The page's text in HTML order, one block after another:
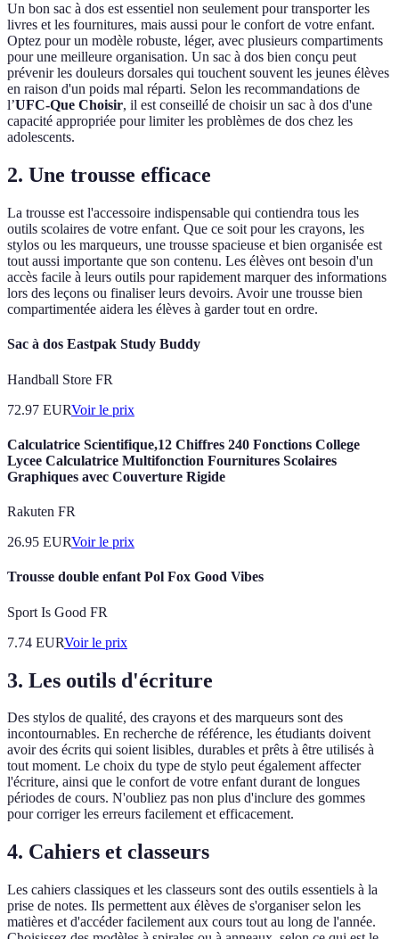
Un bon sac à dos est essentiel non seulement pour transporter les
livres et les fournitures, mais aussi pour le confort de votre enfant.
Optez pour un modèle robuste, léger, avec plusieurs compartiments
pour une meilleure organisation. Un sac à dos bien conçu peut
prévenir les douleurs dorsales qui touchent souvent les jeunes élèves
en raison d'un poids mal réparti. Selon les recommandations de
l’UFC-Que Choisir, il est conseillé de choisir un sac à dos d'une
capacité appropriée pour limiter les problèmes de dos chez les
adolescents.
2. Une trousse efficace
La trousse est l'accessoire indispensable qui contiendra tous les
outils scolaires de votre enfant. Que ce soit pour les crayons, les
stylos ou les marqueurs, une trousse spacieuse et bien organisée est
tout aussi importante que son contenu. Les élèves ont besoin d'un
accès facile à leurs outils pour rapidement marquer des informations
lors des leçons ou finaliser leurs devoirs. Avoir une trousse bien
compartimentée aidera les élèves à garder tout en ordre.
Sac à dos Eastpak Study Buddy
Handball Store FR
72.97 EURVoir le prix
Calculatrice Scientifique,12 Chiffres 240 Fonctions College
Lycee Calculatrice Multifonction Fournitures Scolaires
Graphiques avec Couverture Rigide
Rakuten FR
26.95 EURVoir le prix
Trousse double enfant Pol Fox Good Vibes
Sport Is Good FR
7.74 EURVoir le prix
3. Les outils d'écriture
Des stylos de qualité, des crayons et des marqueurs sont des
incontournables. En recherche de référence, les étudiants doivent
avoir des écrits qui soient lisibles, durables et prêts à être utilisés à
tout moment. Le choix du type de stylo peut également affecter
l'écriture, ainsi que le confort de votre enfant durant de longues
périodes de cours. N'oubliez pas non plus d'inclure des gommes
pour corriger les erreurs facilement et efficacement.
4. Cahiers et classeurs
Les cahiers classiques et les classeurs sont des outils essentiels à la
prise de notes. Ils permettent aux élèves de s'organiser selon les
matières et d'accéder facilement aux cours tout au long de l'année.